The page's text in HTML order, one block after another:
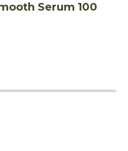
Serum 100